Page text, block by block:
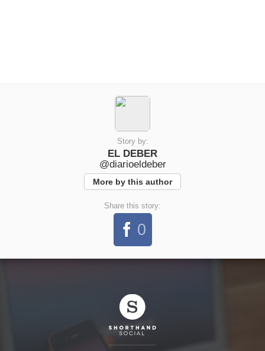
Story by:
EL DEBER
@diarioeldeber
More by this author
Share this story:
0